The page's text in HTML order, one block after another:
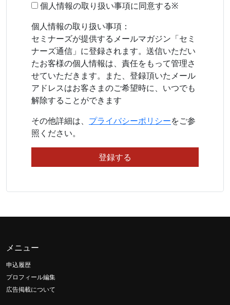
個人情報の取り扱い事項に同意する※
個人情報の取り扱い事項：
セミナーズが提供するメールマガジン「セミ
ナーズ通信」に登録されます。送信いただい
たお客様の個人情報は、責任をもって管理さ
せていただきます。また、登録頂いたメール
アドレスはお客さまのご希望時に、いつでも
解除することができます
その他詳細は、 プライバシーポリシーをご参
照ください。
メニュー
申込履歴
プロフィール編集
広告掲載について